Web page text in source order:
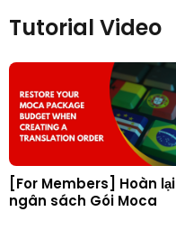
Tutorial Video
[For Members] Hoàn lại
ngân sách Gói Moca